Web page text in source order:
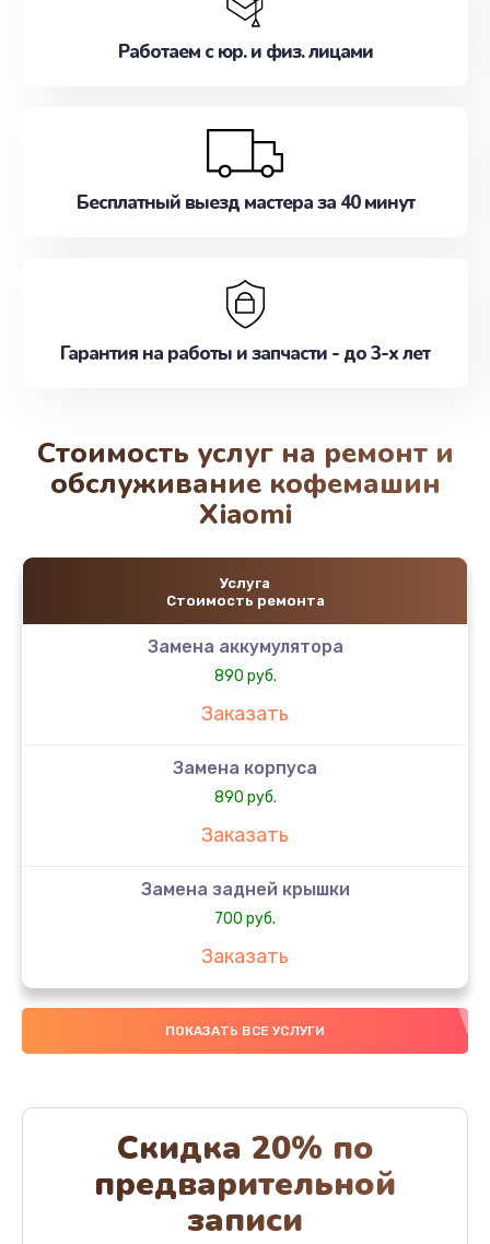
Работаем с юр. и физ. лицами
Бесплатный выезд мастера за 40 минут
Гарантия на работы и запчасти - до 3-х лет
Стоимость услуг на ремонт и
обслуживание кофемашин
Xiaomi
Услуга
Стоимость ремонта
Замена аккумулятора
890 руб.
Заказать
Замена корпуса
890 руб.
Заказать
Замена задней крышки
700 руб.
Заказать
Комплексная чистка
900 руб.
Замена стекла
1100 руб.
Заказать
ПОКАЗАТЬ ВСЕ УСЛУГИ
Скидка 20% по
предварительной
записи